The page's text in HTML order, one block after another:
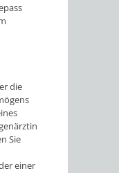
die
Sie
einer